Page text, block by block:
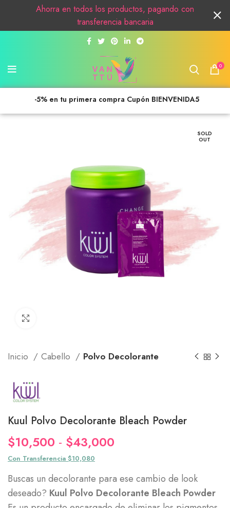
0
-5% en tu primera compra Cupón BIENVENIDA5
SOLD
OUT
Inicio Cabello Polvo Decolorante
Kuul Polvo Decolorante Bleach Powder
$10,500 - $43,000
precios:
desde
$10,500
Con Transferencia $10,080
Buscas un decolorante para ese cambio de look
deseado? Kuul Polvo Decolorante Bleach Powder
Ahorra en todos los productos, pagando con
transferencia bancaria